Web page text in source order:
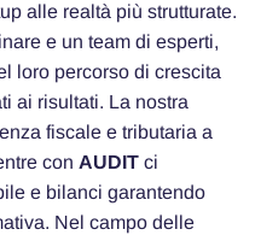
alle realtà più strutturate.
e un team di esperti,
loro percorso di crescita
ai risultati. La nostra
fiscale e tributaria a
con AUDIT ci
e bilanci garantendo
Nel campo delle